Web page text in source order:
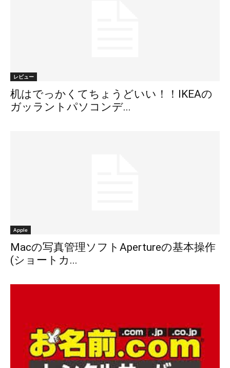
レビュー
机はでっかくてちょうどいい！！IKEAの
ガッラントパソコンデ...
Apple
Macの写真管理ソフトApertureの基本操作
(ショートカ...